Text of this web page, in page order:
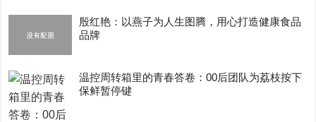
殷红艳：以燕子为人生图腾，用心打造健康食品
品牌
温控周转箱里的青春答卷：00后团队为荔枝按下
保鲜暂停键